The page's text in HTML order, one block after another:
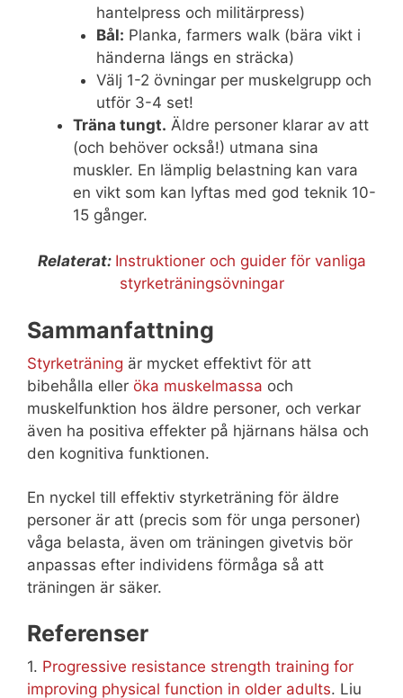
hantelpress och militärpress)
Bål: Planka, farmers walk (bära vikt i
händerna längs en sträcka)
Välj 1-2 övningar per muskelgrupp och
utför 3-4 set!
Träna tungt. Äldre personer klarar av att
(och behöver också!) utmana sina
muskler. En lämplig belastning kan vara
en vikt som kan lyftas med god teknik 10-
15 gånger.
Relaterat: Instruktioner och guider för vanliga
styrketräningsövningar
Sammanfattning
Styrketräning är mycket effektivt för att
bibehålla eller öka muskelmassa och
muskelfunktion hos äldre personer, och verkar
även ha positiva effekter på hjärnans hälsa och
den kognitiva funktionen.
En nyckel till effektiv styrketräning för äldre
personer är att (precis som för unga personer)
våga belasta, även om träningen givetvis bör
anpassas efter individens förmåga så att
träningen är säker.
Referenser
1. Progressive resistance strength training for
improving physical function in older adults. Liu